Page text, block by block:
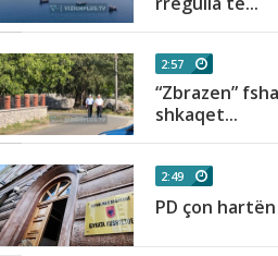
2:57
“Zbrazen”
shkaqet...
2:49
PD çon